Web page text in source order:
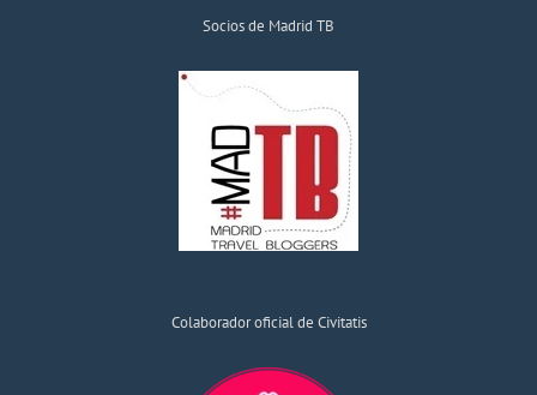
Socios de Madrid TB
Colaborador oficial de Civitatis